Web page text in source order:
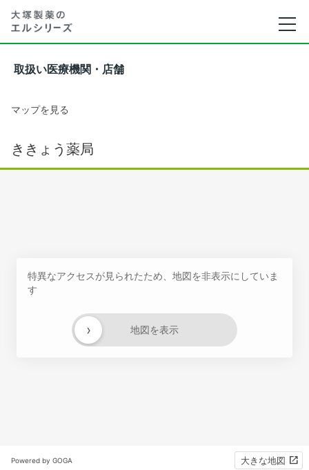
取扱い医療機関・店舗
マップを見る
ききょう薬局
特異なアクセスが見られたため、地図を非表示にしていま
す
地図を表示
›
Powered by GOGA 大きな地図